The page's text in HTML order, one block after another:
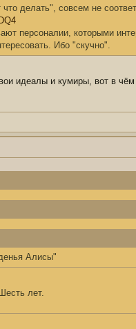
делать", совсем не
персоналии, которыми
Ибо "скучно".
идеалы и кумиры, вот в
Алисы"
лет.